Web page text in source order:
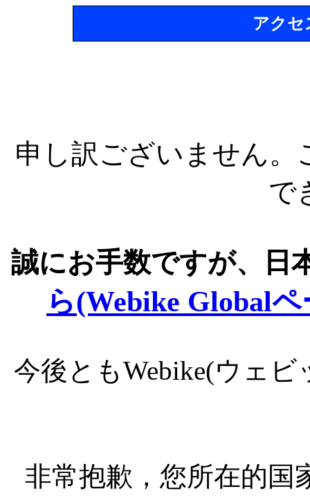
アクセ
申し訳ございません
で
誠にお手数ですが、日
ら(Webike Global
今後ともWebike(ウェ
非常抱歉，您所在的国